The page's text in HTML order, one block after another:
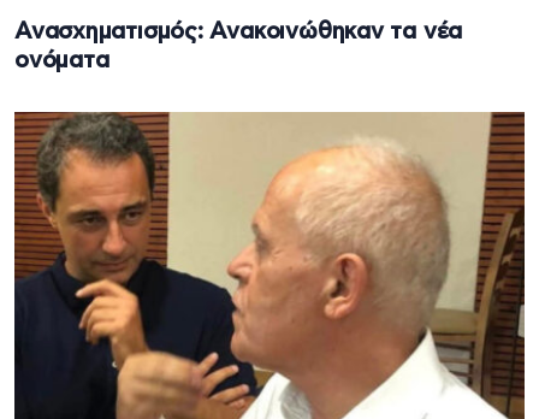
Ανασχηματισμός: Ανακοινώθηκαν τα νέα
ονόματα